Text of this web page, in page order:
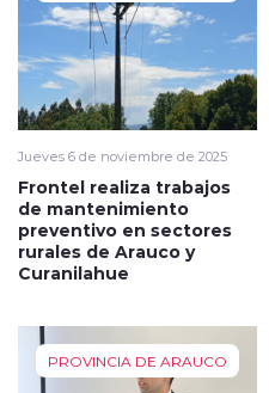
Jueves 6 de noviembre de 2025
Frontel realiza trabajos
de mantenimiento
preventivo en sectores
rurales de Arauco y
Curanilahue
PROVINCIA DE ARAUCO